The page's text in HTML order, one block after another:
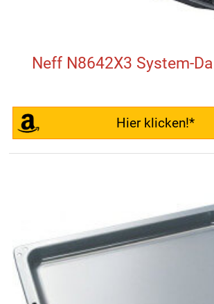
Neff N8642X3 System-
Hier klicken!*